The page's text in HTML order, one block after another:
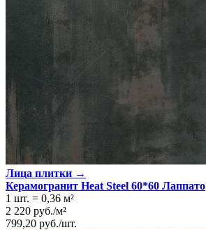
Лица плитки →
Керамогранит Heat Steel 60*60 Лаппато
1 шт. = 0,36 м²
2 220 руб./м²
799,20 руб./шт.